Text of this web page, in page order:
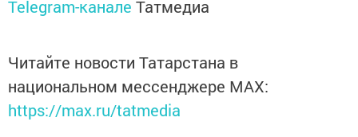
Telegram-канале Татмедиа
Читайте новости Татарстана в
национальном мессенджере MАХ:
https://max.ru/tatmedia